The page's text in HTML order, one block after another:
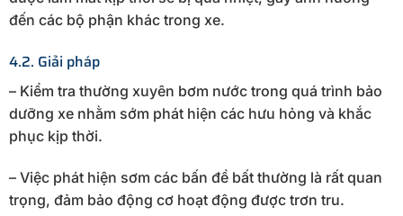
đến các bộ phận khác trong xe.
4.2. Giải pháp
– Kiểm tra thường xuyên bơm nước trong quá trình bảo
dưỡng xe nhằm sớm phát hiện các hưu hỏng và khắc
phục kịp thời.
– Việc phát hiện sơm các bấn đề bất thường là rất quan
trọng, đảm bảo động cơ hoạt động được trơn tru.